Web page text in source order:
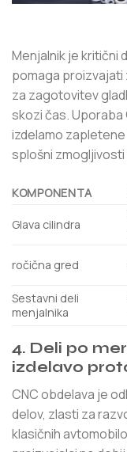
Menjalnik je kritični
pomaga
za zagotovitev
skozi čas. Uporaba
izdelamo
splošni
KOMPONENTA
Glava cilindra
ročična gred
Sestavni deli
menjalnika
4. Deli po
izdelavo
CNC obdelava je
delov, zlasti za
klasičnih